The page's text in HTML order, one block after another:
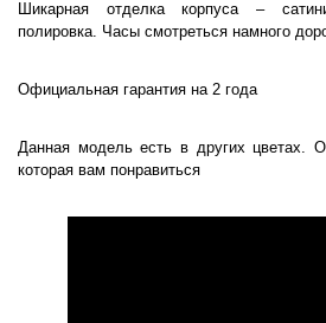
Шикарная отделка корпуса –
полировка. Часы смотреться намного
Официальная гарантия на 2 года
Данная модель есть в других цветах.
которая вам понравиться